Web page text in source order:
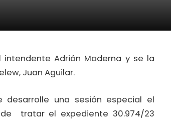
Adrián Maderna y se la
Juan Aguilar.
una sesión especial el
tratar el expediente 30.974/23